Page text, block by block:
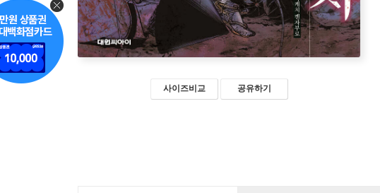
사이즈비교 공유하기